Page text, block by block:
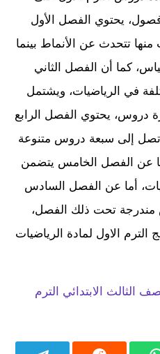
فصول، يحتوي الفصل الأول
تتحدث عن الأنماط بينما
كما أن الفصل الثاني
في الرياضيات، ويشتمل
دروس، يحتوي الفصل الرابع
إلى سبعة دروس متنوعة
عن الفصل الخامس يتضمن
أما عن الفصل السادس
تحت ذلك الفصل،
الاول لمادة الرياضيات
الثالث الابتدائي الترم